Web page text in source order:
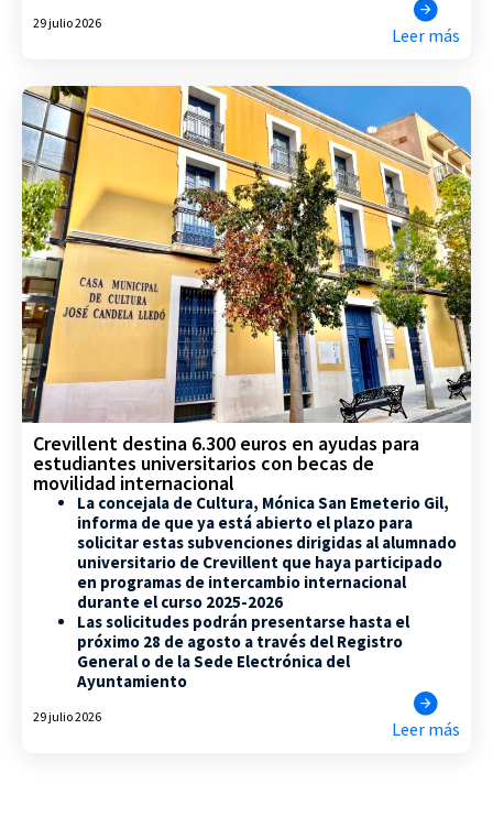
29 julio 2026
Leer más
Crevillent destina 6.300 euros en ayudas para
estudiantes universitarios con becas de
movilidad internacional
La concejala de Cultura, Mónica San Emeterio Gil,
informa de que ya está abierto el plazo para
solicitar estas subvenciones dirigidas al alumnado
universitario de Crevillent que haya participado
en programas de intercambio internacional
durante el curso 2025-2026
Las solicitudes podrán presentarse hasta el
próximo 28 de agosto a través del Registro
General o de la Sede Electrónica del
Ayuntamiento
29 julio 2026
Leer más